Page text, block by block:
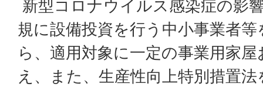
新型コロナウイルス感染症の影
規に設備投資を行う中小事業者
ら、適用対象に一定の事業用家
え、また、生産性向上特別措置